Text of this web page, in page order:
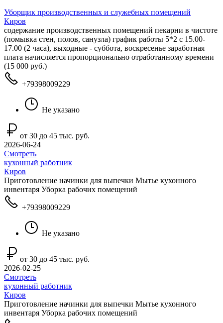
Уборщик производственных и служебных помещений
Киров
содержание производственных помещений пекарни в чистоте
(помывка стен, полов, санузла) график работы 5*2 с 15.00-
17.00 (2 часа), выходные - суббота, воскресенье заработная
плата начисляется пропорционально отработанному времени
(15 000 руб.)
+79398009229
Не указано
от 30 до 45 тыс. руб.
2026-06-24
Смотреть
кухонный работник
Киров
Приготовление начинки для выпечки Мытье кухонного
инвентаря Уборка рабочих помещений
+79398009229
Не указано
от 30 до 45 тыс. руб.
2026-02-25
Смотреть
кухонный работник
Киров
Приготовление начинки для выпечки Мытье кухонного
инвентаря Уборка рабочих помещений